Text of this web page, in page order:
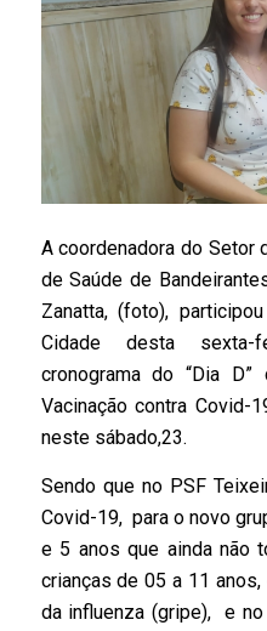
A coordenadora do Setor
de Saúde de
Zanatta, (foto),
Cidade desta
cronograma do “Dia D”
Vacinação contra Covid-
neste sábado,23.
Sendo que no PSF
Covid-19, para o novo
e 5 anos que ainda não
crianças de 05 a 11
da influenza (gripe), e